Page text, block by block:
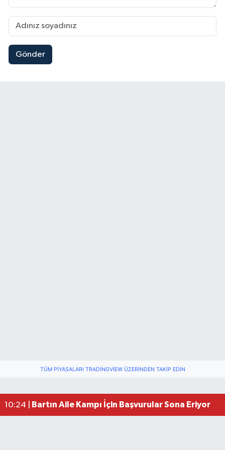
Gönder
TÜM PIYASALARI TRADINGVIEW ÜZERINDEN TAKIP EDIN
10:24 | Bartın Aile Kampı İçin Başvurular Sona Eriyor